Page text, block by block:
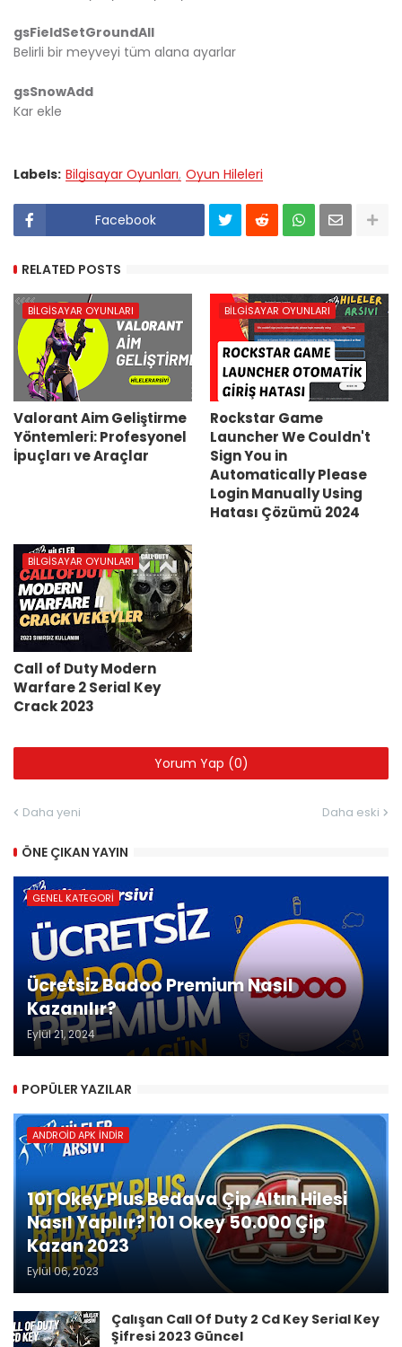
gsFieldSetGroundAll
Belirli bir meyveyi tüm alana ayarlar
gsSnowAdd
Kar ekle
Labels: Bilgisayar Oyunları Oyun Hileleri
Facebook
RELATED POSTS
BILGISAYAR OYUNLARI
Valorant Aim Geliştirme
Yöntemleri: Profesyonel
İpuçları ve Araçlar
BILGISAYAR OYUNLARI
Rockstar Game
Launcher We Couldn't
Sign You in
Automatically Please
Login Manually Using
Hatası Çözümü 2024
BILGISAYAR OYUNLARI
Call of Duty Modern
Warfare 2 Serial Key
Crack 2023
Yorum Yap (0)
Daha yeni Daha eski
ÖNE ÇIKAN YAYIN
GENEL KATEGORI
Ücretsiz Badoo Premium Nasıl
Kazanılır?
Eylül 21, 2024
POPÜLER YAZILAR
ANDROID APK İNDIR
101 Okey Plus Bedava Çip Altın Hilesi
Nasıl Yapılır? 101 Okey 50.000 Çip
Kazan 2023
Eylül 06, 2023
Çalışan Call Of Duty 2 Cd Key Serial Key
Şifresi 2023 Güncel